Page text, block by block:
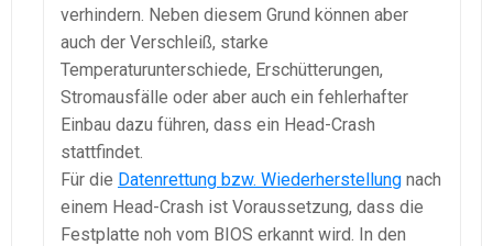
verhindern. Neben diesem Grund können aber
auch der Verschleiß, starke
Temperaturunterschiede, Erschütterungen,
Stromausfälle oder aber auch ein fehlerhafter
Einbau dazu führen, dass ein Head-Crash
stattfindet.
Für die Datenrettung bzw. Wiederherstellung nach
einem Head-Crash ist Voraussetzung, dass die
Festplatte noh vom BIOS erkannt wird. In den